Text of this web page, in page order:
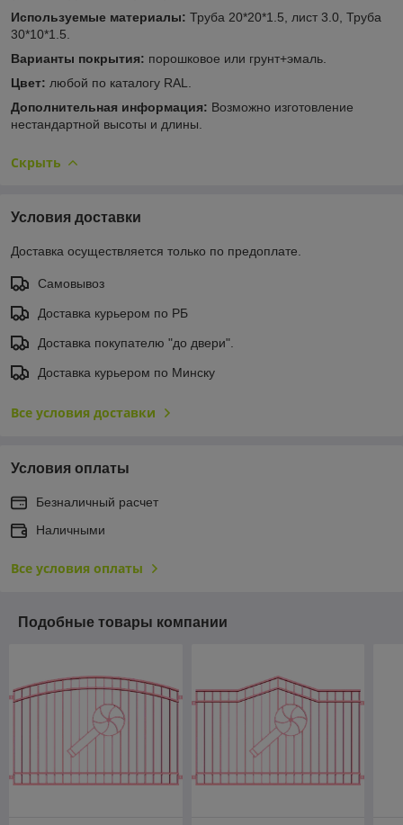
Используемые материалы: Труба 20*20*1.5, лист 3.0, Труба
30*10*1.5.
Варианты покрытия: порошковое или грунт+эмаль.
Цвет: любой по каталогу RAL.
Дополнительная информация: Возможно изготовление
нестандартной высоты и длины.
Скрыть
Условия доставки
Доставка осуществляется только по предоплате.
Самовывоз
Доставка курьером по РБ
Доставка покупателю "до двери".
Доставка курьером по Минску
Все условия доставки
Условия оплаты
Безналичный расчет
Наличными
Все условия оплаты
Подобные товары компании